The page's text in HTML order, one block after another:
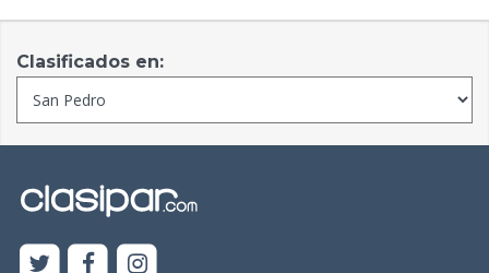
Clasificados en: